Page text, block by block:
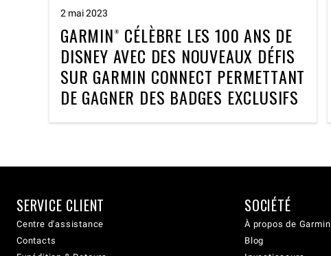
2 mai 2023
GARMIN® CÉLÈBRE LES 100 ANS DE
DISNEY AVEC DES NOUVEAUX DÉFIS
SUR GARMIN CONNECT PERMETTANT
DE GAGNER DES BADGES EXCLUSIFS
SERVICE CLIENT
Centre d'assistance
Contacts
SOCIÉTÉ
À propos de Garmin
Blog